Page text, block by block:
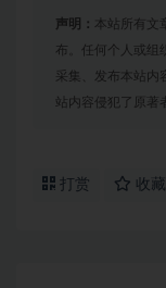
声明： 本站所有文
布。任何个人或组
采集、发布本站内
站内容侵犯了原著
打赏 收藏